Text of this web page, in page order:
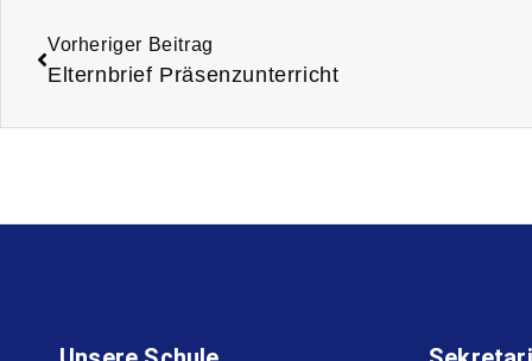
Vorheriger Beitrag
Elternbrief Präsenzunterricht